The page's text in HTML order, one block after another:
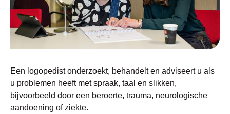
Een logopedist onderzoekt, behandelt en adviseert u als
u problemen heeft met spraak, taal en slikken,
bijvoorbeeld door een beroerte, trauma, neurologische
aandoening of ziekte.